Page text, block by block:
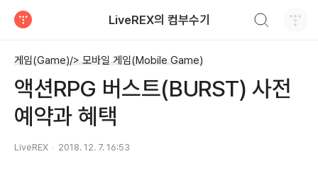
LiveREX의 컴부수기
게임(Game)/> 모바일 게임(Mobile Game)
액션RPG 버스트(BURST) 사전
예약과 혜택
LiveREX 2018. 12. 7. 16:53